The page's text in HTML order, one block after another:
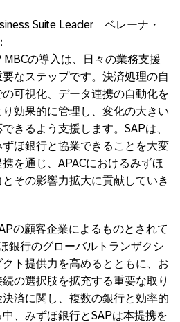
Suite Leader ベレーナ・
MBCの導入は、日々の業務支援
なステップです。決済処理の自
可視化、データ連携の自動化を
効果的に管理し、変化の大きい
きるよう支援します。SAPは、
ほ銀行と協業できることを大変
を通じ、APACにおけるみずほ
その影響力拡大に貢献していき
の顧客企業によるものとされて
銀行のグローバルトランザクシ
ト提供力を高めるとともに、お
の選択肢を拡充する重要な取り
済に関し、複数の銀行と効率的
、みずほ銀行とSAPは本提携を